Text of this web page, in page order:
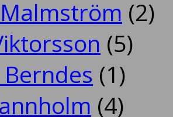
(2)
(5)
Berndes (1)
(4)